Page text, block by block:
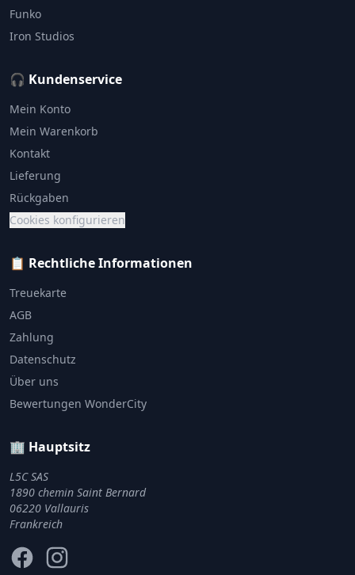
Funko
Iron Studios
🎧 Kundenservice
Mein Konto
Mein Warenkorb
Kontakt
Lieferung
Rückgaben
Cookies konfigurieren
📋 Rechtliche Informationen
Treuekarte
AGB
Zahlung
Datenschutz
Über uns
Bewertungen WonderCity
🏢 Hauptsitz
L5C SAS
1890 chemin Saint Bernard
06220 Vallauris
Frankreich
FacebookInstagram